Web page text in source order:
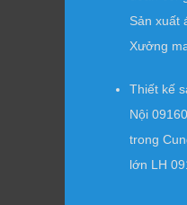
Sản xuất
Xưởng
Thiết kế
Nội
trong
lớn LH